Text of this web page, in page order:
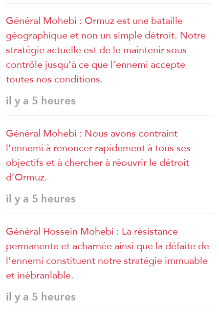
Général Mohebi : Ormuz est une bataille
géographique et non un simple détroit. Notre
stratégie actuelle est de le maintenir sous
contrôle jusqu’à ce que l’ennemi accepte
toutes nos conditions.
il y a 5 heures
Général Mohebi : Nous avons contraint
l’ennemi à renoncer rapidement à tous ses
objectifs et à chercher à réouvrir le détroit
d’Ormuz.
il y a 5 heures
Général Hossein Mohebi : La résistance
permanente et acharnée ainsi que la défaite de
l’ennemi constituent notre stratégie immuable
et inébranlable.
il y a 5 heures